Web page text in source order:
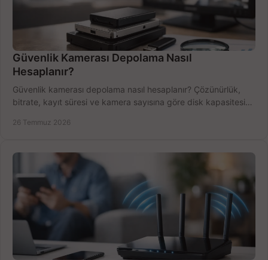
Güvenlik Kamerası Depolama Nasıl
Hesaplanır?
Güvenlik kamerası depolama nasıl hesaplanır? Çözünürlük,
bitrate, kayıt süresi ve kamera sayısına göre disk kapasitesini
26 Temmuz 2026